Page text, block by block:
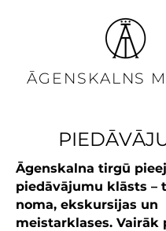
ĀGENSKALNS
Āgenskalna tirgū
piedāvājumu klāsts –
noma, ekskursijas un
meistarklases. Vairāk